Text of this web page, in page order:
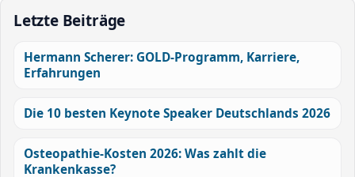
Letzte Beiträge
Hermann Scherer: GOLD-Programm, Karriere,
Erfahrungen
Die 10 besten Keynote Speaker Deutschlands 2026
Osteopathie-Kosten 2026: Was zahlt die
Krankenkasse?